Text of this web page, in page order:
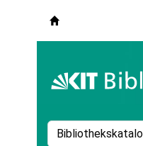
Suche im